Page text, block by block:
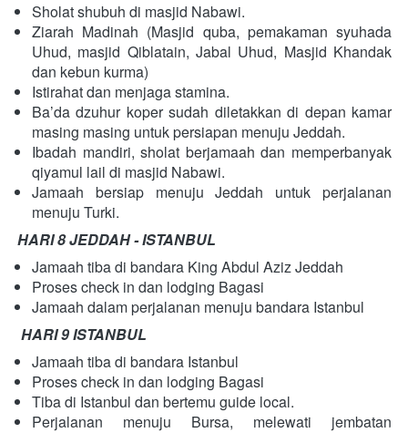
Sholat shubuh di masjid Nabawi.
Ziarah Madinah (Masjid quba, pemakaman syuhada
Uhud, masjid Qiblatain, Jabal Uhud, Masjid Khandak
dan kebun kurma)
Istirahat dan menjaga stamina.
Ba’da dzuhur koper sudah diletakkan di depan kamar
masing masing untuk persiapan menuju Jeddah.
Ibadah mandiri, sholat berjamaah dan memperbanyak
qiyamul lail di masjid Nabawi.
Jamaah bersiap menuju Jeddah untuk perjalanan
menuju Turki.
HARI 8 JEDDAH - ISTANBUL
Jamaah tiba di bandara King Abdul Aziz Jeddah
Proses check in dan lodging Bagasi
Jamaah dalam perjalanan menuju bandara Istanbul
HARI 9 ISTANBUL
Jamaah tiba di bandara Istanbul
Proses check in dan lodging Bagasi
Tiba di Istanbul dan bertemu guide local.
Perjalanan menuju Bursa, melewati jembatan